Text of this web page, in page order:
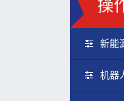
操
新能
机器